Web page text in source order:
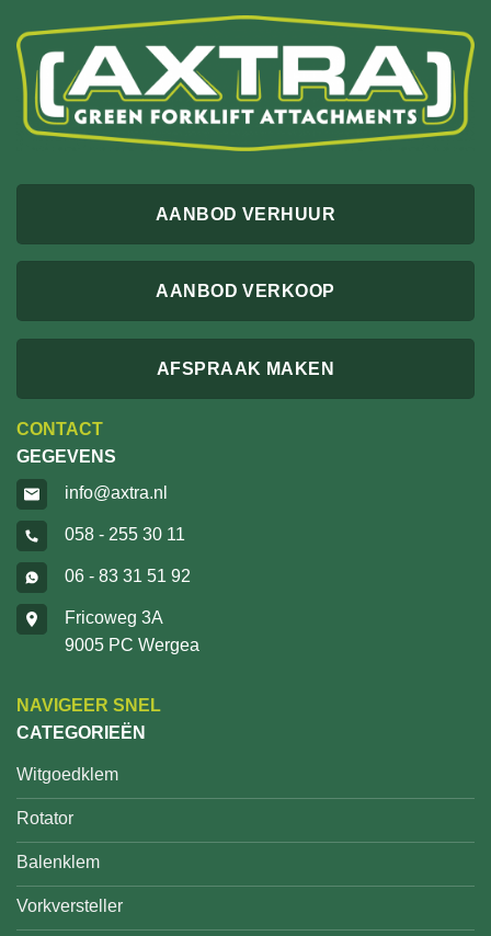
AANBOD VERHUUR
AANBOD VERKOOP
AFSPRAAK MAKEN
CONTACT
GEGEVENS
info@axtra.nl
058 - 255 30 11
06 - 83 31 51 92
Fricoweg 3A
9005 PC Wergea
NAVIGEER SNEL
CATEGORIEËN
Witgoedklem
Rotator
Balenklem
Vorkversteller